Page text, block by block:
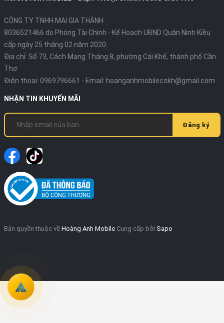
CÔNG TY TNHH MAI GIA THÀNH
8036521466 do Phòng Tài Chính - Kế Hoạch UBND Quận Ninh Kiều
cấp ngày 25 tháng 02 năm 2020
Địa chỉ: Số 73, Cách Mạng Tháng 8, phường Cái Khế, thành phố Cần
Thơ
Điện thoại: 0969796661 - Email: hoanganhmobilecskh@gmail.com
NHẬN TIN KHUYẾN MÃI
Đăng ký
Bản quyền thuộc về Hoàng Anh Mobile Cung cấp bởi Sapo